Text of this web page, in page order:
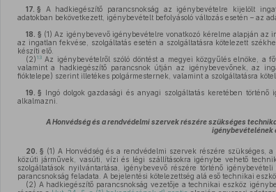
17. § A hadkiegészítő parancsnokság az igénybevételre kijelölt
adatokban bekövetkezett, igénybevételt befolyásoló változás esetén – az
18. § (1) Az igénybevevő igénybevételre vonatkozó kérelme alapján az
az ingatlan fekvése, szolgáltatás esetén a szolgáltatásra kötelezett
készíti elő.
(2) 13Az igénybevételről szóló döntést a megyei közgyűlés elnöke, a
valamint a hadkiegészítő parancsnok útján az igénybevevőnek, az
fióktelepe) szerint illetékes polgármesternek, valamint a szolgáltatásra
19. § Ingó dolgok gazdasági és anyagi szolgáltatás keretében történő
alkalmazni.
A Honvédség és a rendvédelmi szervek részére szükséges
igénybevételének
20. § (1) A Honvédség és a rendvédelmi szervek részére szükséges,
közúti járművek, vasúti, vízi és légi szállításokra igénybe vehető
szolgáltatások nyilvántartása, igénybevevő részére történő
parancsnokság feladata. A bejelentési kötelezettség alá eső technikai
(2) A hadkiegészítő parancsnokság vezetője a technikai eszköz